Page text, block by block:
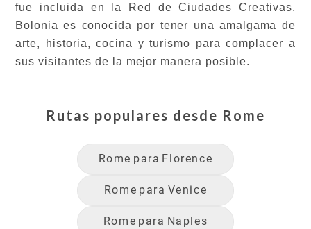
fue incluida en la Red de Ciudades Creativas.
Bolonia es conocida por tener una amalgama de
arte, historia, cocina y turismo para complacer a
sus visitantes de la mejor manera posible.
Rutas populares desde Rome
Rome para Florence
Rome para Venice
Rome para Naples